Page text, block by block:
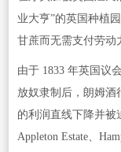
业大亨”的英国种植
甘蔗而无需支付劳动
由于 1833 年英国议
放奴隶制后，朗姆酒
的利润直线下降并被
Appleton Estate、